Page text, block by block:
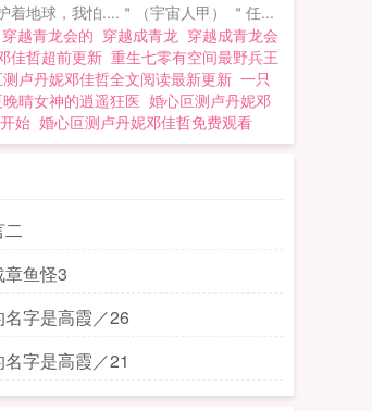
地球，我怕....＂（宇宙人甲） ＂任...
越青龙会的 穿越成青龙 穿越成青龙会
佳哲超前更新 重生七零有空间最野兵王
卢丹妮邓佳哲全文阅读最新更新 一只
晴女神的逍遥狂医 婚心叵测卢丹妮邓
始 婚心叵测卢丹妮邓佳哲免费观看
二
章鱼怪3
名字是高霞／26
名字是高霞／21